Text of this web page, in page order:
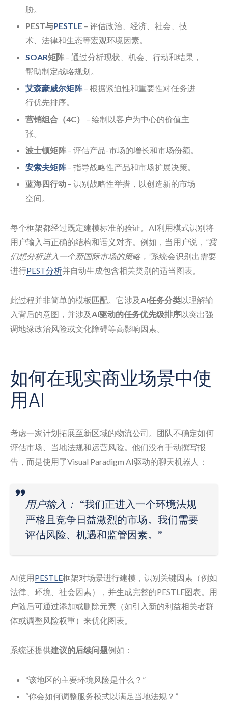
胁。
PEST与PESTLE – 评估政治、经济、社会、技
术、法律和生态等宏观环境因素。
SOAR矩阵 – 通过分析现状、机会、行动和结果，
帮助制定战略规划。
艾森豪威尔矩阵– 根据紧迫性和重要性对任务进
行优先排序。
营销组合（4C）
– 绘制以客户为中心的价值主
张。
波士顿矩阵 – 评估产品-市场的增长和市场份额。
安索夫矩阵– 指导战略性产品和市场扩展决策。
蓝海四行动 – 识别战略性举措，以创造新的市场
空间。
每个框架都经过既定建模标准的验证。AI利用模式识别将
用户输入与正确的结构和语义对齐。例如，当用户说， “我
们想分析进入一个新国际市场的策略，”系统会识别出需要
进行PEST分析并自动生成包含相关类别的适当图表。
此过程并非简单的模板匹配。它涉及AI任务分类以理解输
入背后的意图，并涉及AI驱动的任务优先级排序以突出强
调地缘政治风险或文化障碍等高影响因素。
如何在现实商业场景中使
用AI
考虑一家计划拓展至新区域的物流公司。团队不确定如何
评估市场、当地法规和运营风险。他们没有手动撰写报
告，而是使用了Visual Paradigm AI驱动的聊天机器人：
用户输入： “我们正进入一个环境法规
严格且竞争日益激烈的市场。我们需要
评估风险、机遇和监管因素。”
AI使用PESTLE框架对场景进行建模，识别关键因素（例如
法律、环境、社会因素），并生成完整的PESTLE图表。用
户随后可通过添加或删除元素（如引入新的利益相关者群
体或调整风险权重）来优化图表。
系统还提供建议的后续问题例如：
“该地区的主要环境风险是什么？”
“你会如何调整服务模式以满足当地法规？”